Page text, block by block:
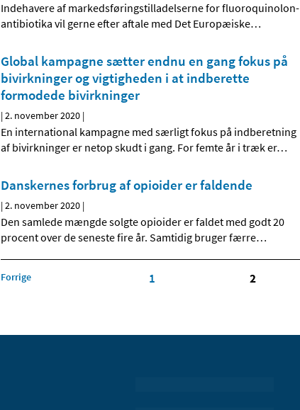
Indehavere af markedsføringstilladelserne for fluoroquinolon-
antibiotika vil gerne efter aftale med Det Europæiske…
Global kampagne sætter endnu en gang fokus på
bivirkninger og vigtigheden i at indberette
formodede bivirkninger
|2. november 2020 |
En international kampagne med særligt fokus på indberetning
af bivirkninger er netop skudt i gang. For femte år i træk er…
Danskernes forbrug af opioider er faldende
|2. november 2020 |
Den samlede mængde solgte opioider er faldet med godt 20
procent over de seneste fire år. Samtidig bruger færre…
Forrige 1 2